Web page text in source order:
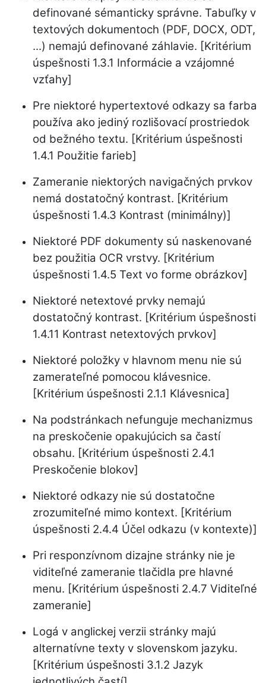
definované sémanticky správne. Tabuľky v
textových dokumentoch (PDF, DOCX, ODT,
...) nemajú definované záhlavie. [Kritérium
úspešnosti 1.3.1 Informácie a vzájomné
vzťahy]
Pre niektoré hypertextové odkazy sa farba
používa ako jediný rozlišovací prostriedok
od bežného textu. [Kritérium úspešnosti
1.4.1 Použitie farieb]
Zameranie niektorých navigačných prvkov
nemá dostatočný kontrast. [Kritérium
úspešnosti 1.4.3 Kontrast (minimálny)]
Niektoré PDF dokumenty sú naskenované
bez použitia OCR vrstvy. [Kritérium
úspešnosti 1.4.5 Text vo forme obrázkov]
Niektoré netextové prvky nemajú
dostatočný kontrast. [Kritérium úspešnosti
1.4.11 Kontrast netextových prvkov]
Niektoré položky v hlavnom menu nie sú
zamerateľné pomocou klávesnice.
[Kritérium úspešnosti 2.1.1 Klávesnica]
Na podstránkach nefunguje mechanizmus
na preskočenie opakujúcich sa častí
obsahu. [Kritérium úspešnosti 2.4.1
Preskočenie blokov]
Niektoré odkazy nie sú dostatočne
zrozumiteľné mimo kontext. [Kritérium
úspešnosti 2.4.4 Účel odkazu (v kontexte)]
Pri responzívnom dizajne stránky nie je
viditeľné zameranie tlačidla pre hlavné
menu. [Kritérium úspešnosti 2.4.7 Viditeľné
zameranie]
Logá v anglickej verzii stránky majú
alternatívne texty v slovenskom jazyku.
[Kritérium úspešnosti 3.1.2 Jazyk